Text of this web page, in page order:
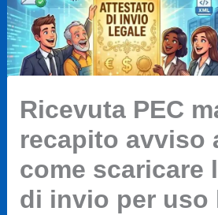
Ricevuta PEC
recapito avviso
come scaricare
di invio per uso